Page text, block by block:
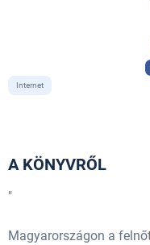
Internet
A KÖNYVRŐL
"
Magyarországon a